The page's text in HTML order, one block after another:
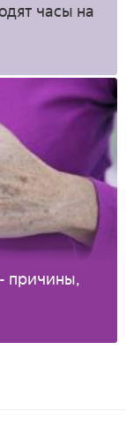
часы на
- причины,